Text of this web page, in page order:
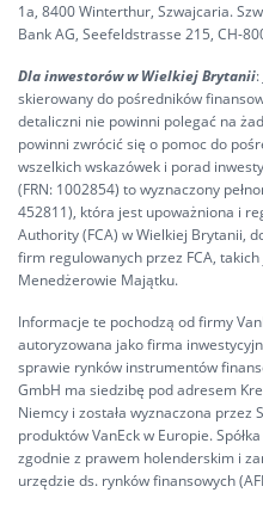
1a, 8400 Winterthur, Szwajcaria.
Bank AG, Seefeldstrasse 215, CH-
Dla inwestorów w Wielkiej Brytanii
skierowany do pośredników
detaliczni nie powinni polegać na
powinni zwrócić się o pomoc do
wszelkich wskazówek i porad
(FRN: 1002854) to wyznaczony
452811), która jest upoważniona i
Authority (FCA) w Wielkiej Brytanii,
firm regulowanych przez FCA,
Menedżerowie Majątku.
Informacje te pochodzą od firmy
autoryzowana jako firma
sprawie rynków instrumentów
GmbH ma siedzibę pod adresem
Niemcy i została wyznaczona przez
produktów VanEck w Europie.
zgodnie z prawem holenderskim i
urzędzie ds. rynków finansowych